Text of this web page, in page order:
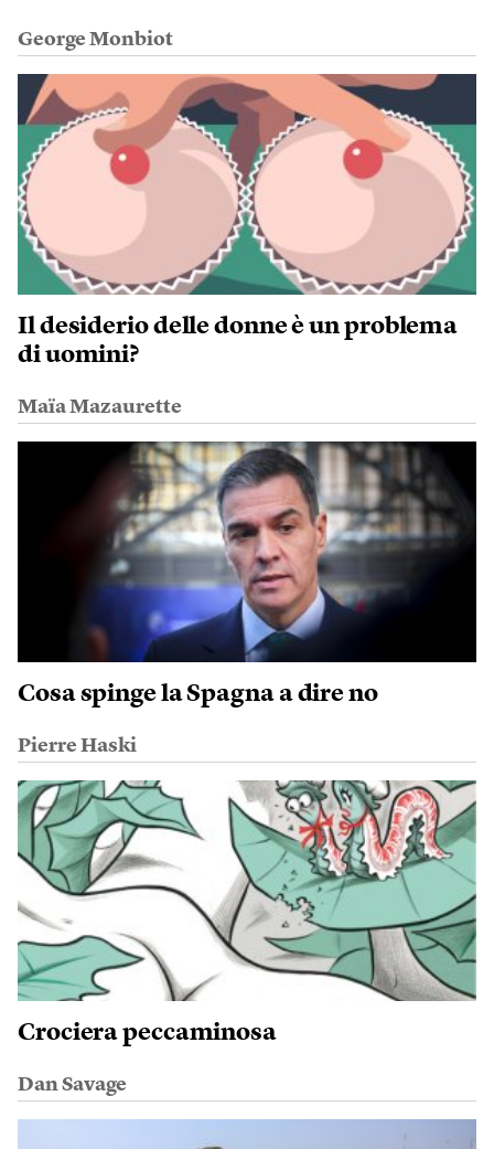
George Monbiot
Il desiderio delle donne è un problema
di uomini?
Maïa Mazaurette
Cosa spinge la Spagna a dire no
Pierre Haski
Crociera peccaminosa
Dan Savage